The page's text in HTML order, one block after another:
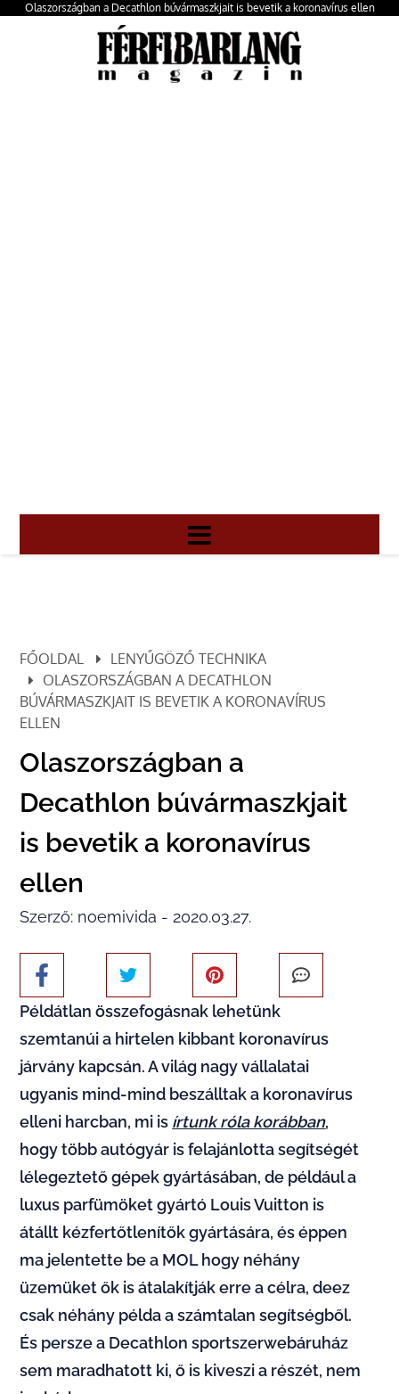
Olaszországban a Decathlon búvármaszkjait is bevetik a koronavírus ellen
FŐOLDAL
LENYŰGÖZŐ TECHNIKA
OLASZORSZÁGBAN A DECATHLON
BÚVÁRMASZKJAIT IS BEVETIK A KORONAVÍRUS
ELLEN
Olaszországban a
Decathlon búvármaszkjait
is bevetik a koronavírus
ellen
Szerző: noemivida - 2020.03.27.
Példátlan összefogásnak lehetünk
szemtanúi a hirtelen kibbant koronavírus
járvány kapcsán. A világ nagy vállalatai
ugyanis mind-mind beszálltak a koronavírus
elleni harcban, mi is írtunk róla korábban,
hogy több autógyár is felajánlotta segítségét
lélegeztető gépek gyártásában, de például a
luxus parfümöket gyártó Louis Vuitton is
átállt kézfertőtlenítők gyártására, és éppen
ma jelentette be a MOL hogy néhány
üzemüket ők is átalakítják erre a célra, deez
csak néhány példa a számtalan segítségből.
És persze a Decathlon sportszerwebáruház
sem maradhatott ki, ő is kiveszi a részét, nem